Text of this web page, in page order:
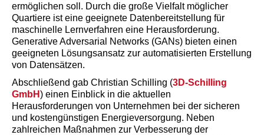
ermöglichen soll. Durch die große Vielfalt möglicher
Quartiere ist eine geeignete Datenbereitstellung für
maschinelle Lernverfahren eine Herausforderung.
Generative Adversarial Networks (GANs) bieten einen
geeigneten Lösungsansatz zur automatisierten Erstellung
von Datensätzen.
Abschließend gab Christian Schilling (3D-Schilling
GmbH) einen Einblick in die aktuellen
Herausforderungen von Unternehmen bei der sicheren
und kostengünstigen Energieversorgung. Neben
zahlreichen Maßnahmen zur Verbesserung der